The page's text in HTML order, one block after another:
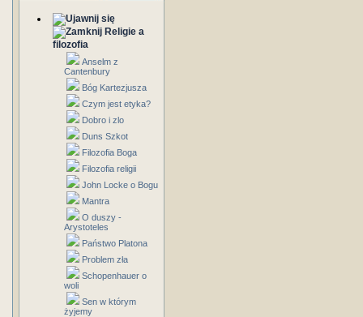
Religie a
filozofia
Anselm z
Cantenbury
Bóg Kartezjusza
Czym jest etyka?
Dobro i zlo
Duns Szkot
Filozofia Boga
Filozofia religii
John Locke o Bogu
Mantra
O duszy -
Arystoteles
Państwo Platona
Problem zła
Schopenhauer o
woli
Sen w którym
żyjemy